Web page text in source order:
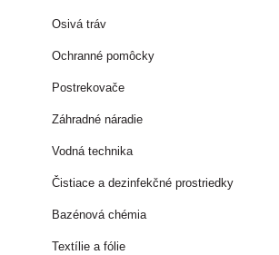
Osivá tráv
Ochranné pomôcky
Postrekovače
Záhradné náradie
Vodná technika
Čistiace a dezinfekčné prostriedky
Bazénová chémia
Textílie a fólie